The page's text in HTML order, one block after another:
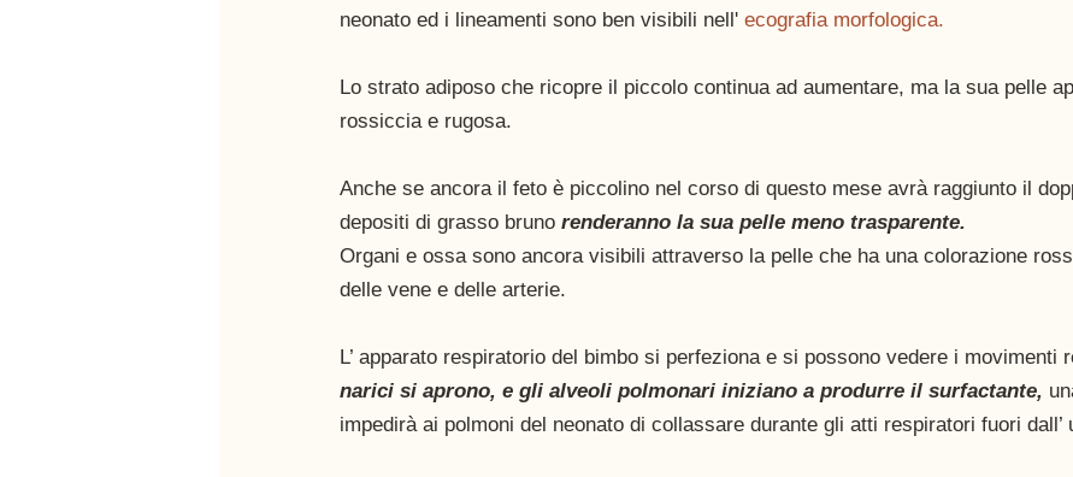
neonato ed i lineamenti sono ben visibili nell' ecografia morfologica.
Lo strato adiposo che ricopre il piccolo continua ad aumentare, ma la sua pelle
rossiccia e rugosa.
Anche se ancora il feto è piccolino nel corso di questo mese avrà raggiunto il
depositi di grasso bruno renderanno la sua pelle meno trasparente.
Organi e ossa sono ancora visibili attraverso la pelle che ha una colorazione
delle vene e delle arterie.
L’ apparato respiratorio del bimbo si perfeziona e si possono vedere i movimenti
narici si aprono, e gli alveoli polmonari iniziano a produrre il surfactante,
impedirà ai polmoni del neonato di collassare durante gli atti respiratori fuori dall’